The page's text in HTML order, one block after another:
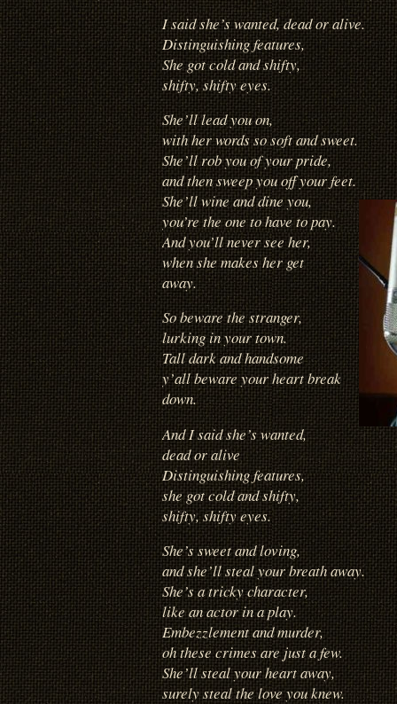
I said she’s wanted, dead or alive.
Distinguishing features,
She got cold and shifty,
shifty, shifty eyes.
She’ll lead you on,
with her words so soft and sweet.
She’ll rob you of your pride,
and then sweep you off your feet.
She’ll wine and dine you,
you’re the one to have to pay.
And you’ll never see her,
when she makes her get
away.
So beware the stranger,
lurking in your town.
Tall dark and handsome
y’all beware your heart break
down.
And I said she’s wanted,
dead or alive
Distinguishing features,
she got cold and shifty,
shifty, shifty eyes.
She’s sweet and loving,
and she’ll steal your breath away.
She’s a tricky character,
like an actor in a play.
Embezzlement and murder,
oh these crimes are just a few.
She’ll steal your heart away,
surely steal the love you knew.